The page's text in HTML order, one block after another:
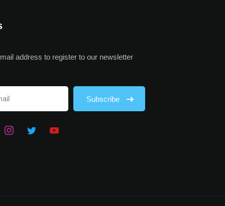
address to register to our newsletter
Subscribe